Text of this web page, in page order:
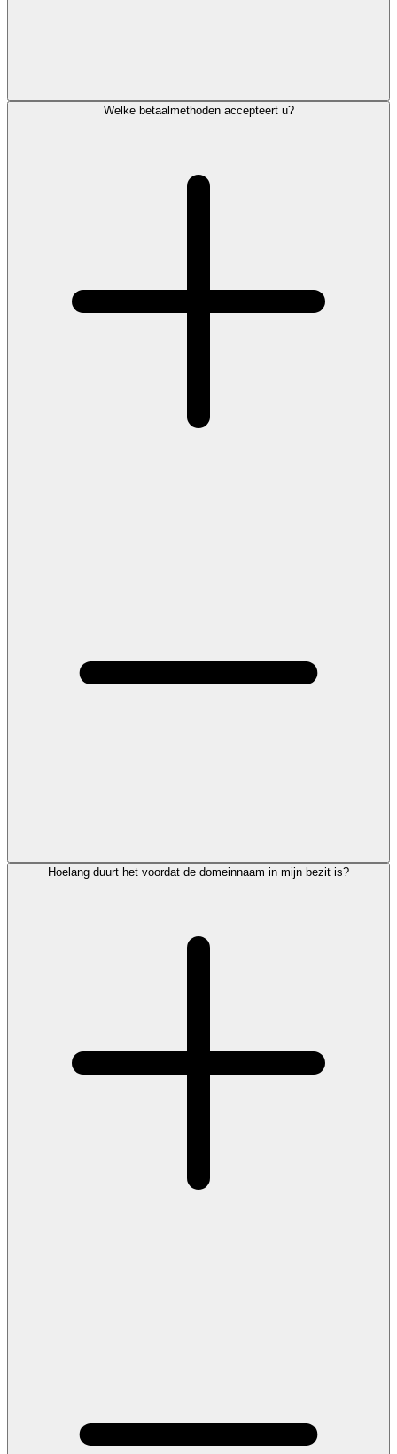
Welke betaalmethoden accepteert u?
Hoelang duurt het voordat de domeinnaam in mijn bezit is?